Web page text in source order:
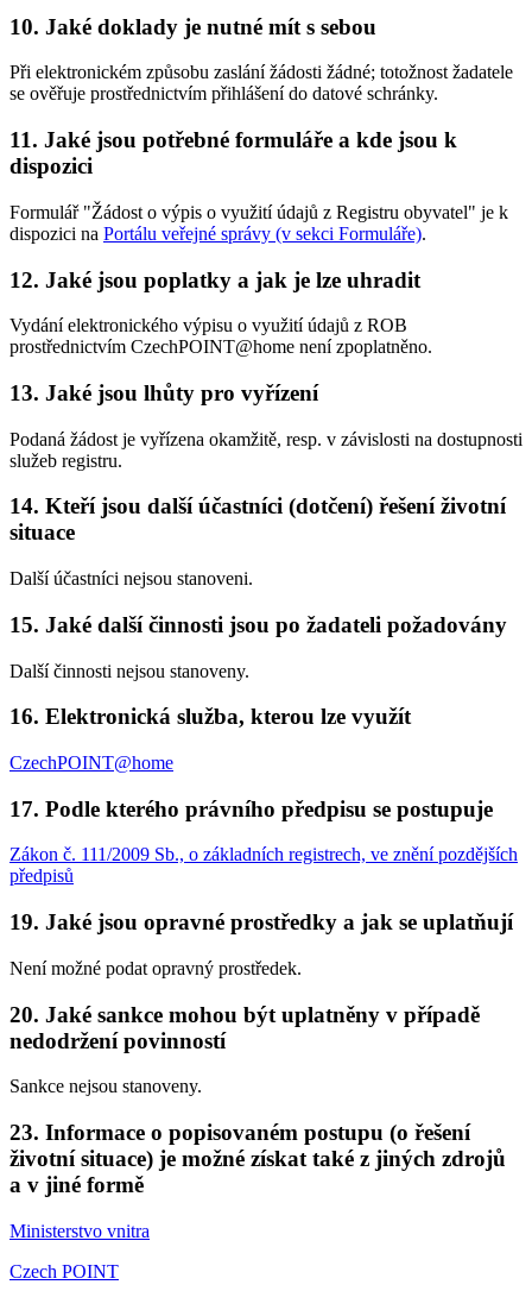
10. Jaké doklady je nutné mít s sebou
Při elektronickém způsobu zaslání žádosti žádné; totožnost žadatele
se ověřuje prostřednictvím přihlášení do datové schránky.
11. Jaké jsou potřebné formuláře a kde jsou k
dispozici
Formulář "Žádost o výpis o využití údajů z Registru obyvatel" je k
dispozici na Portálu veřejné správy (v sekci Formuláře).
12. Jaké jsou poplatky a jak je lze uhradit
Vydání elektronického výpisu o využití údajů z ROB
prostřednictvím CzechPOINT@home není zpoplatněno.
13. Jaké jsou lhůty pro vyřízení
Podaná žádost je vyřízena okamžitě, resp. v závislosti na dostupnosti
služeb registru.
14. Kteří jsou další účastníci (dotčení) řešení životní
situace
Další účastníci nejsou stanoveni.
15. Jaké další činnosti jsou po žadateli požadovány
Další činnosti nejsou stanoveny.
16. Elektronická služba, kterou lze využít
CzechPOINT@home
17. Podle kterého právního předpisu se postupuje
Zákon č. 111/2009 Sb., o základních registrech, ve znění pozdějších
předpisů
19. Jaké jsou opravné prostředky a jak se uplatňují
Není možné podat opravný prostředek.
20. Jaké sankce mohou být uplatněny v případě
nedodržení povinností
Sankce nejsou stanoveny.
23. Informace o popisovaném postupu (o řešení
životní situace) je možné získat také z jiných zdrojů
a v jiné formě
Ministerstvo vnitra
Czech POINT